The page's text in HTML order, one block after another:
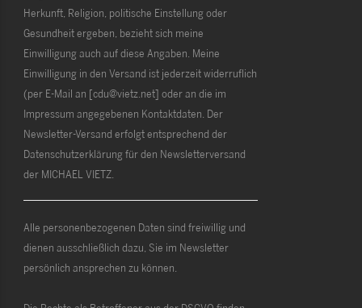
Herkunft, Religion, politische Einstellung oder
Gesundheit ergeben, bezieht sich meine
Einwilligung auch auf diese Angaben. Meine
Einwilligung in den Versand ist jederzeit widerruflich
(per E-Mail an [cdu@vietz.net] oder an die im
Impressum angegebenen Kontaktdaten. Der
Newsletter-Versand erfolgt entsprechend der
Datenschutzerklärung für den Newsletterversand
der MICHAEL VIETZ.
Alle personenbezogenen Daten sind freiwillig und
dienen ausschließlich dazu, Sie im Newsletter
persönlich ansprechen zu können.